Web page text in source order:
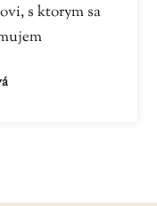
s ktorym sa